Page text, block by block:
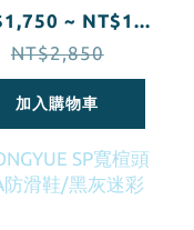
黑粉~ NT$1...
NT$2,850
加入購物車